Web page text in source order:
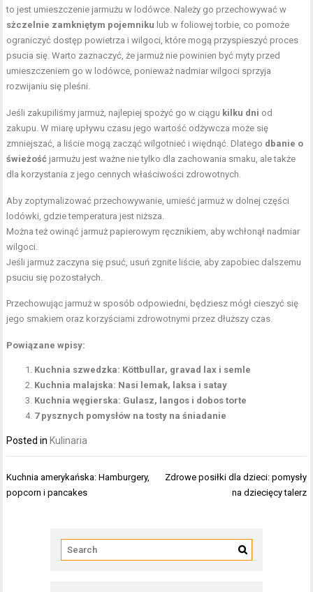
to jest umieszczenie jarmużu w lodówce. Należy go przechowywać w
sżczelnie zamkniętym pojemniku lub w foliowej torbie, co pomoże
ograniczyć dostęp powietrza i wilgoci, które mogą przyspieszyć proces
psucia się. Warto zaznaczyć, że jarmuż nie powinien być myty przed
umieszczeniem go w lodówce, ponieważ nadmiar wilgoci sprzyja
rozwijaniu się pleśni.
Jeśli zakupiliśmy jarmuż, najlepiej spożyć go w ciągu kilku dni od
zakupu. W miarę upływu czasu jego wartość odżywcza może się
zmniejszać, a liście mogą zacząć wilgotnieć i więdnąć. Dlatego dbanie o
świeżość jarmużu jest ważne nie tylko dla zachowania smaku, ale także
dla korzystania z jego cennych właściwości zdrowotnych.
Aby zoptymalizować przechowywanie, umieść jarmuż w dolnej części
lodówki, gdzie temperatura jest niższa.
Można też owinąć jarmuż papierowym ręcznikiem, aby wchłonął nadmiar
wilgoci.
Jeśli jarmuż zaczyna się psuć, usuń zgnite liście, aby zapobiec dalszemu
psuciu się pozostałych.
Przechowując jarmuż w sposób odpowiedni, będziesz mógł cieszyć się
jego smakiem oraz korzyściami zdrowotnymi przez dłuższy czas.
Powiązane wpisy:
Kuchnia szwedzka: Köttbullar, gravad lax i semle
Kuchnia malajska: Nasi lemak, laksa i satay
Kuchnia węgierska: Gulasz, langos i dobos torte
7 pysznych pomysłów na tosty na śniadanie
Posted in Kulinaria
Nawigacja
wpisu
Kuchnia amerykańska: Hamburgery,
popcorn i pancakes
Zdrowe posiłki dla dzieci: pomysły
na dziecięcy talerz